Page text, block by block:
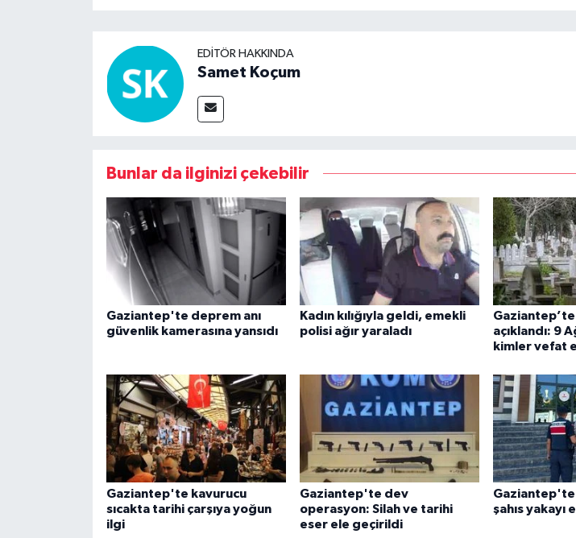
EDITÖR HAKKINDA
Samet Koçum
Bunlar da ilginizi çekebilir
Gaziantep'te deprem anı
güvenlik kamerasına yansıdı
Kadın kılığıyla geldi, emekli
polisi ağır yaraladı
açıklandı: 9
kimler vefat
Gaziantep'te kavurucu
sıcakta tarihi çarşıya yoğun
ilgi
Gaziantep'te dev
operasyon: Silah ve tarihi
eser ele geçirildi
şahıs yakayı